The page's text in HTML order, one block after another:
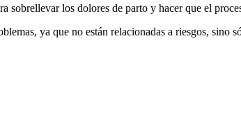
sobrellevar los dolores de parto y hacer que el
ya que no están relacionadas a riesgos, sino